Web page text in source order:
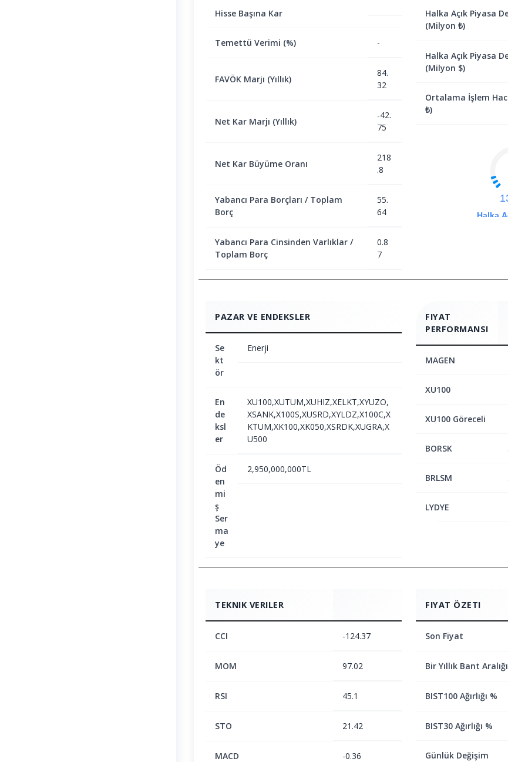
Hisse Başına Kar
Temettü Verimi (%) -
FAVÖK Marjı (Yıllık)
84.
32
Net Kar Marjı (Yıllık)
-42.
75
Net Kar Büyüme Oranı
218
.8
Yabancı Para Borçları / Toplam
Borç
55.
64
Yabancı Para Cinsinden Varlıklar /
Toplam Borç
0.8
7
Halka Açık Piyasa
(Milyon ₺)
Halka Açık Piyasa
(Milyon $)
Ortalama İşlem
₺)
Halka
PAZAR VE ENDEKSLER
Se
kt
ör
Enerji
En
de
ksl
er
XU100,XUTUM,XUHIZ,XELKT,XYUZO,
XSANK,X100S,XUSRD,XYLDZ,X100C,X
KTUM,XK100,XK050,XSRDK,XUGRA,X
U500
Öd
en
mi
ş
Ser
ma
ye
2,950,000,000TL
FIYAT
PERFORMANSI
MAGEN
XU100
XU100 Göreceli
BORSK
BRLSM
LYDYE
TEKNIK VERILER
CCI -124.37
MOM 97.02
RSI 45.1
STO 21.42
MACD -0.36
FIYAT ÖZETI
Son Fiyat
Bir Yıllık Bant Aralığı
BIST100 Ağırlığı %
BIST30 Ağırlığı %
Günlük Değişim